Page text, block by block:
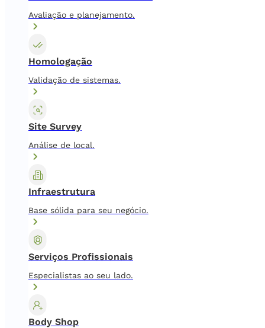
Avaliação e planejamento.
Homologação
Validação de sistemas.
Site Survey
Análise de local.
Infraestrutura
Base sólida para seu negócio.
Serviços Profissionais
Especialistas ao seu lado.
Body Shop